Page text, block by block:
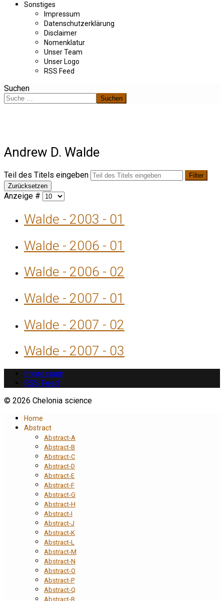
Sonstiges
Impressum
Datenschutzerklärung
Disclaimer
Nomenklatur
Unser Team
Unser Logo
RSS Feed
Suchen
Suchen
Andrew D. Walde
Teil des Titels eingeben
Filter
Zurücksetzen
Anzeige #
Walde - 2003 - 01
Walde - 2006 - 01
Walde - 2006 - 02
Walde - 2007 - 01
Walde - 2007 - 02
Walde - 2007 - 03
Impressum
RSS Feed
© 2026 Chelonia science
Home
Abstract
Abstract-A
Abstract-B
Abstract-C
Abstract-D
Abstract-E
Abstract-F
Abstract-G
Abstract-H
Abstract-I
Abstract-J
Abstract-K
Abstract-L
Abstract-M
Abstract-N
Abstract-O
Abstract-P
Abstract-Q
Abstract-R